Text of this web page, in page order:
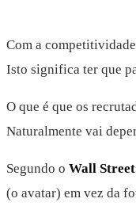
Com a
Isto significa ter que
O que é que os
Naturalmente vai
Segundo o Wall
(o avatar) em vez da